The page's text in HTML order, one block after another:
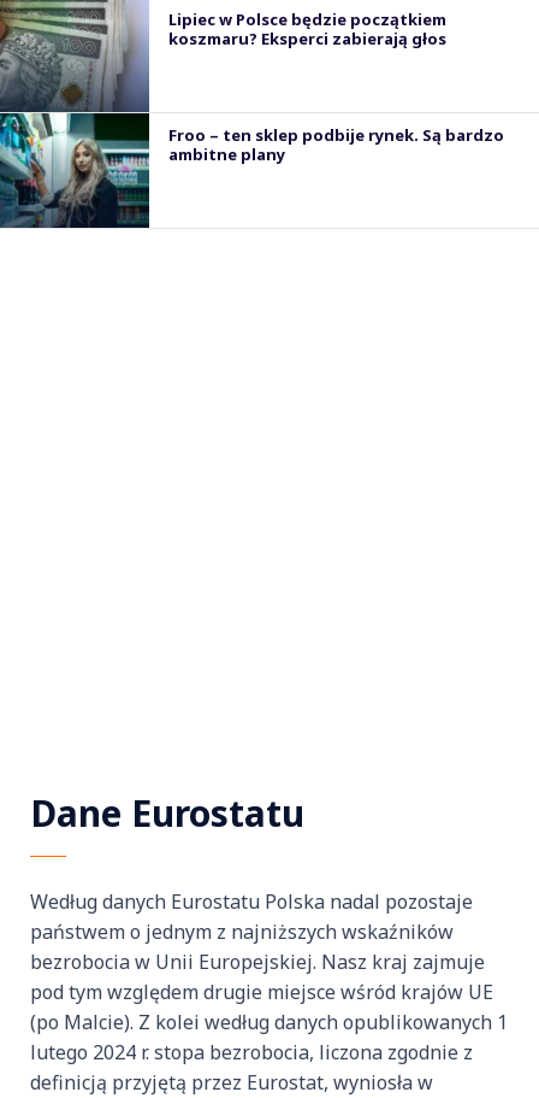
Lipiec w Polsce będzie początkiem
koszmaru? Eksperci zabierają głos
Froo – ten sklep podbije rynek. Są bardzo
ambitne plany
Dane Eurostatu
Według danych Eurostatu Polska nadal pozostaje
państwem o jednym z najniższych wskaźników
bezrobocia w Unii Europejskiej. Nasz kraj zajmuje
pod tym względem drugie miejsce wśród krajów UE
(po Malcie). Z kolei według danych opublikowanych 1
lutego 2024 r. stopa bezrobocia, liczona zgodnie z
definicją przyjętą przez Eurostat, wyniosła w